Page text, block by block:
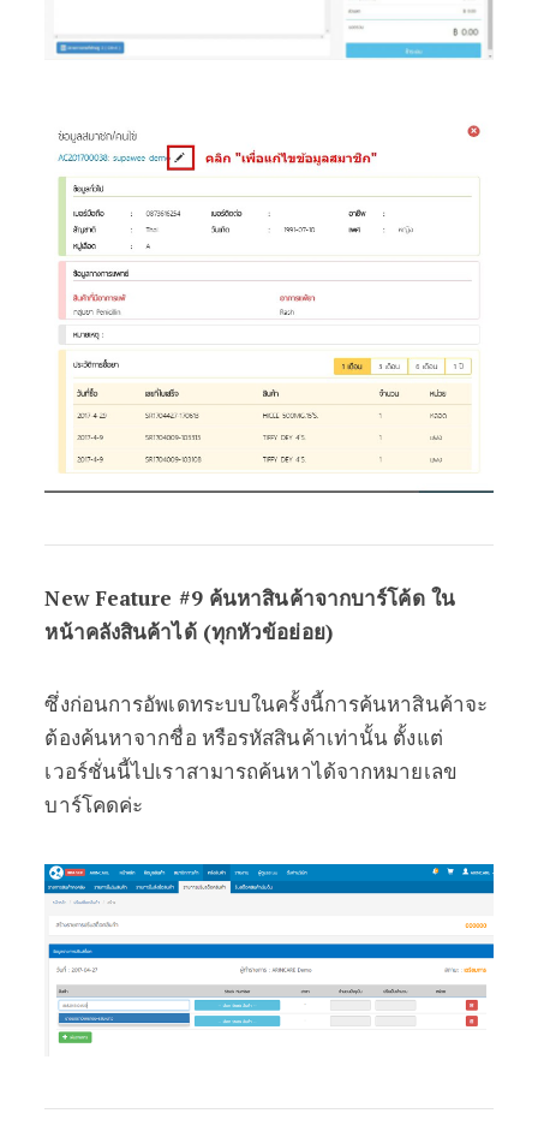
New Feature #9 ค้นหาสินค้าจากบาร์โค้ด ใน
หน้าคลังสินค้าได้ (ทุกหัวข้อย่อย)
ซึ่งก่อนการอัพเดทระบบในครั้งนี้การค้นหาสินค้าจะ
ต้องค้นหาจากชื่อ หรือรหัสสินค้าเท่านั้น ตั้งแต่
เวอร์ชั่นนี้ไปเราสามารถค้นหาได้จากหมายเลข
บาร์โคดค่ะ